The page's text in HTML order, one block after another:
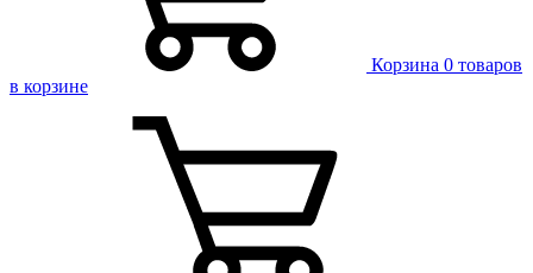
Корзина 0 товаров
в корзине